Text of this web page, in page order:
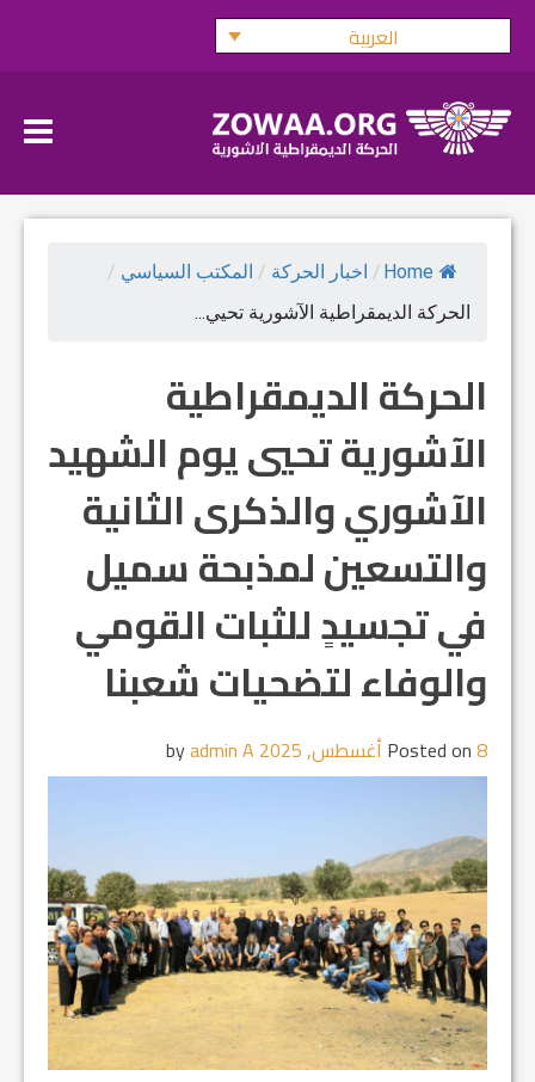
Skip
العربية
Home
/ اخبار الحركة / المكتب السياسي /
الحركة الديمقراطية الآشورية تحيي...
الحركة الديمقراطية
الآشورية تحيي يوم الشهيد
الآشوري والذكرى الثانية
والتسعين لمذبحة سميل
في تجسيدٍ للثبات القومي
والوفاء لتضحيات شعبنا
Posted on8 أغسطس, 2025 admin A